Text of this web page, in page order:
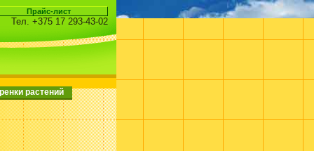
Тел. +375 17 293-43-02
растений